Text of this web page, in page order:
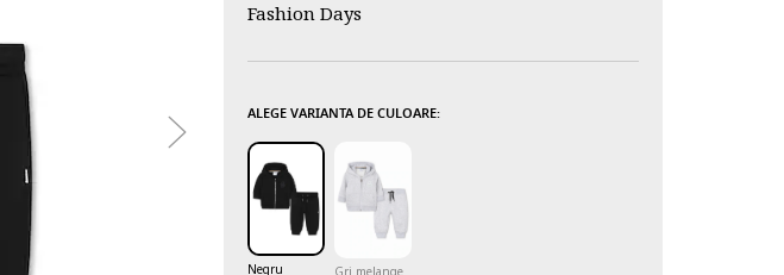
Fashion Days
ALEGE VARIANTA DE CULOARE:
Negru Gri melange